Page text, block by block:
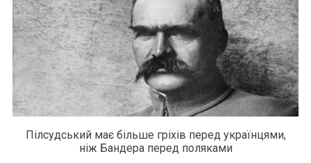
Пілсудський має більше гріхів перед українцями,
ніж Бандера перед поляками